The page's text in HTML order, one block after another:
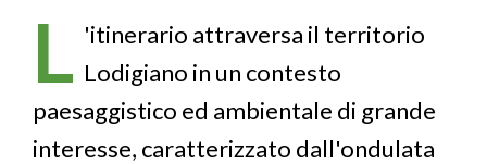
pane
L 'itinerario attraversa il territorio
Lodigiano in un contesto
paesaggistico ed ambientale di grande
interesse, caratterizzato dall'ondulata